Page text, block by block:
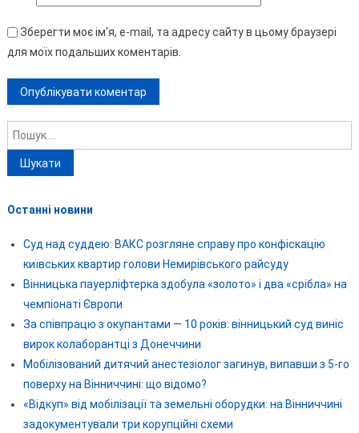
Зберегти моє ім'я, e-mail, та адресу сайту в цьому браузері
для моїх подальших коментарів.
Пошук:
Останні новини
Суд над суддею: ВАКС розгляне справу про конфіскацію
київських квартир голови Немирівського райсуду
Вінницька пауерліфтерка здобула «золото» і два «срібла» на
чемпіонаті Європи
За співпрацю з окупантами — 10 років: вінницький суд виніс
вирок колаборантці з Донеччини
Мобілізований дитячий анестезіолог загинув, випавши з 5-го
поверху на Вінниччині: що відомо?
«Відкуп» від мобілізації та земельні оборудки: на Вінниччині
задокументували три корупційні схеми